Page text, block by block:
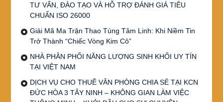
TƯ VẤN, ĐÀO TẠO VÀ HỖ TRỢ ĐÁNH GIÁ TIÊU
CHUẨN ISO 26000
Giải Mã Ma Trận Thao Túng Tâm Linh: Khi Niềm Tin
Trở Thành “Chiếc Vòng Kim Cô”
NHÀ PHÂN PHỐI NĂNG LƯỢNG SINH KHỐI UY TÍN
TẠI VIỆT NAM
DỊCH VỤ CHO THUÊ VĂN PHÒNG CHIA SẺ TẠI KCN
ĐỨC HÒA 3 TÂY NINH – KHÔNG GIAN LÀM VIỆC